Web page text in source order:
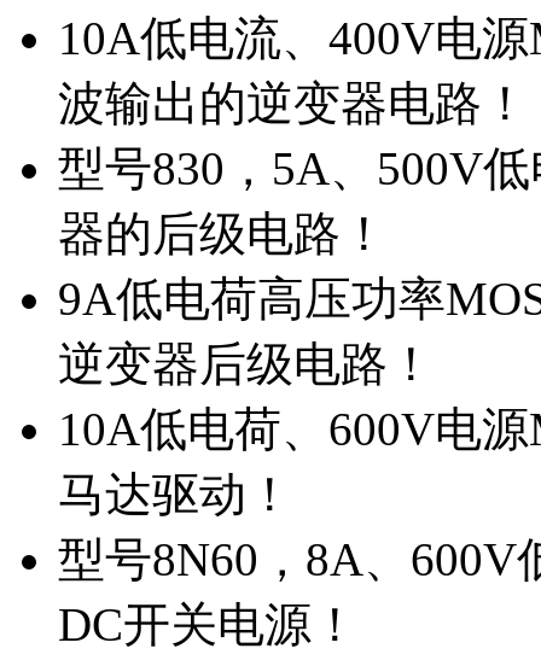
10A低电流、400V电
波输出的逆变器电路！
型号830，5A、500V
器的后级电路！
9A低电荷高压功率
逆变器后级电路！
10A低电荷、600V电
马达驱动！
型号8N60，8A、
DC开关电源！